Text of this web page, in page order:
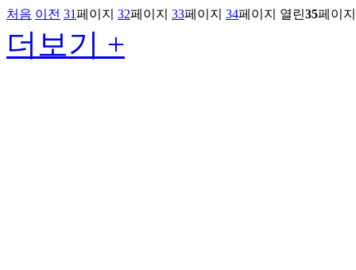
처음 이전 31페이지 32페이지 33페이지 34페이지 열린35페이지
더보기 +